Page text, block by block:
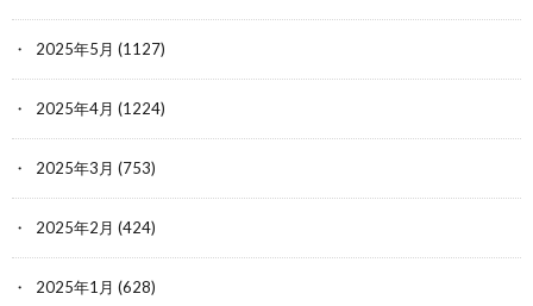
2025年5月 (1127)
2025年4月 (1224)
2025年3月 (753)
2025年2月 (424)
2025年1月 (628)